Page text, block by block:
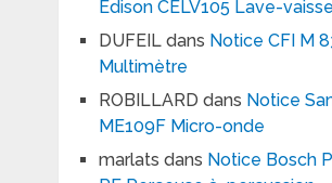
Edison CELV105 Lave-
DUFEILdans Notice CFI M
Multimètre
ROBILLARD dans Notice
ME109F Micro-onde
marlats dans Notice Bosch